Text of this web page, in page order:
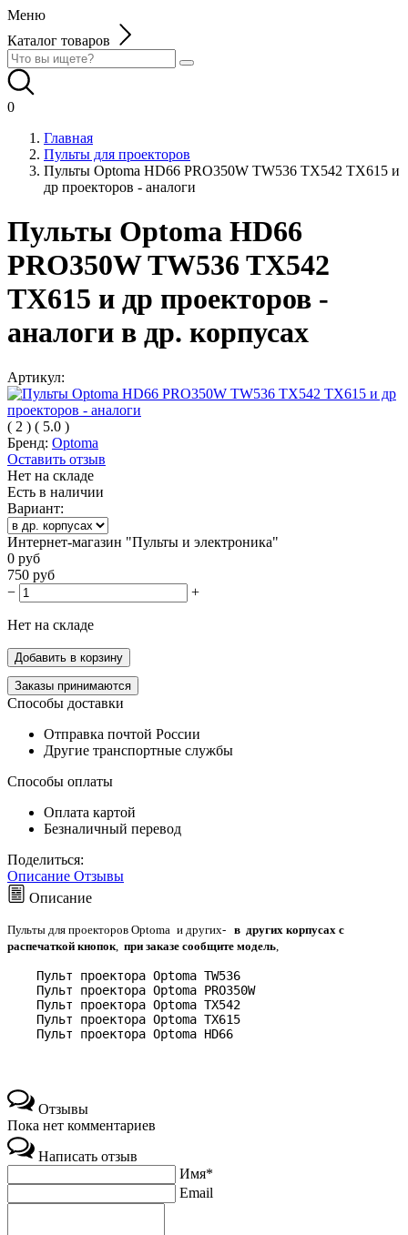
Меню
Каталог товаров
0
Главная
Пульты для проекторов
Пульты Optoma HD66 PRO350W TW536 TX542 TX615 и
др проекторов - аналоги
Пульты Optoma HD66
PRO350W TW536 TX542
TX615 и др проекторов -
аналоги в др. корпусах
Артикул:
( 2 ) ( 5.0 )
Бренд: Optoma
Оставить отзыв
Нет на складе
Есть в наличии
Вариант:
Интернет-магазин "Пульты и электроника"
0 руб
750 руб
−
+
Нет на складе
Добавить в корзину
Заказы принимаются
Способы доставки
Отправка почтой России
Другие транспортные службы
Способы оплаты
Оплата картой
Безналичный перевод
Поделиться:
Описание Отзывы
Описание
Пульты для проекторов Optoma и другиx- в других корпусах с
распечаткой кнопок при заказе сообщите модель
Пульт проектора Optoma TW536
Пульт проектора Optoma PRO350W
Пульт проектора Optoma TX542
Пульт проектора Optoma TX615
Пульт проектора Optoma HD66
Отзывы
Пока нет комментариев
Написать отзыв
Имя*
Email